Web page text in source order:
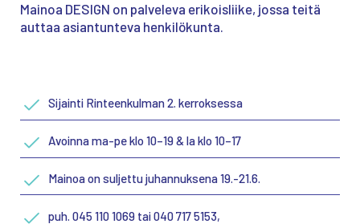
Mainoa DESIGN on palveleva erikoisliike, jossa teitä
auttaa asiantunteva henkilökunta.
Sijainti Rinteenkulman 2. kerroksessa
Avoinna ma-pe klo 10–19 & la klo 10–17
Mainoa on suljettu juhannuksena 19.-21.6.
puh. 045 110 1069 tai 040 717 5153,